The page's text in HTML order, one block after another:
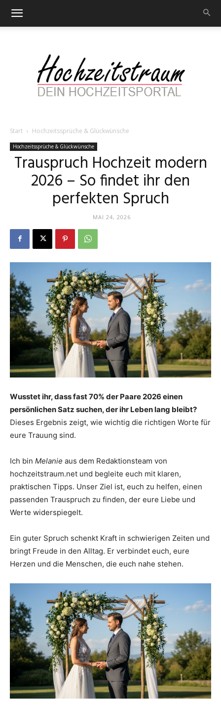
Portal
rund
um
das
Hochzeit
Start Hochzeitssprüche & Glückwünsche
Hochzeitssprüche & Glückwünsche
Trauspruch Hochzeit modern
2026 – So findet ihr den
perfekten Spruch
MAI 24, 2026
Wusstet ihr, dass fast 70% der Paare 2026 einen
persönlichen Satz suchen, der ihr Leben lang bleibt?
Dieses Ergebnis zeigt, wie wichtig die richtigen Worte für
eure Trauung sind.
Ich bin Melanie aus dem Redaktionsteam von
hochzeitstraum.net und begleite euch mit klaren,
praktischen Tipps. Unser Ziel ist, euch zu helfen, einen
passenden Trauspruch zu finden, der eure Liebe und
Werte widerspiegelt.
Ein guter Spruch schenkt Kraft in schwierigen Zeiten und
bringt Freude in den Alltag. Er verbindet euch, eure
Herzen und die Menschen, die euch nahe stehen.